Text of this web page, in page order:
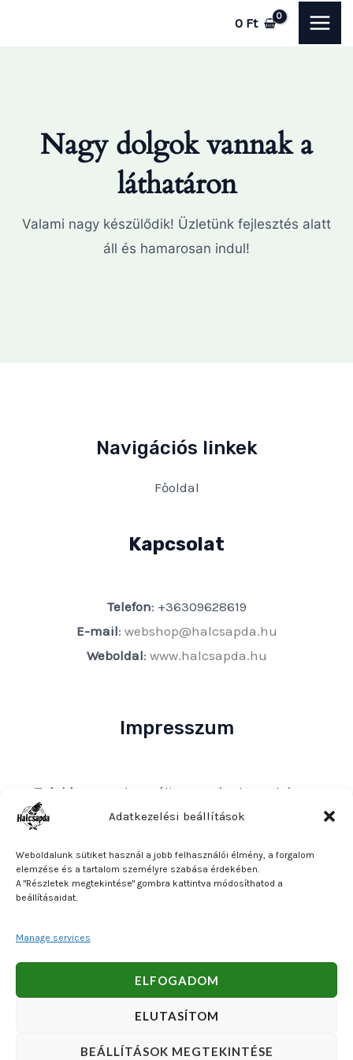
Adatkezelési beállítások
Weboldalunk sütiket használ a jobb felhasználói élmény, a forgalom
elemzése és a tartalom személyre szabása érdekében.
A "Részletek megtekintése" gombra kattintva módosíthatod a
beállításaidat.
Manage services
ELFOGADOM
ELUTASÍTOM
BEÁLLÍTÁSOK MEGTEKINTÉSE
0 Ft
Nagy dolgok vannak a
láthatáron
Valami nagy készülődik! Üzletünk fejlesztés alatt
áll és hamarosan indul!
Navigációs linkek
Főoldal
Kapcsolat
Telefon: +36309628619
E-mail: webshop@halcsapda.hu
Weboldal: www.halcsapda.hu
Impresszum
Tulajdonos
: Bakos Bálint E. V. (Halcsapda)
Székhely és postacím: 2890 Tata, Nyárfa u. 7.
Közösségi adószám: HU90921379
Bankszámlaszám: OTP Bank 11740047-27102600
by Bakos Bálint E. V. (Halcsapda).